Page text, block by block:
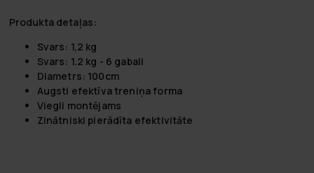
Produkta detaļas:
Svars: 1,2 kg
Svars: 1.2 kg - 6 gabali
Diametrs: 100cm
Augsti efektīva treniņa forma
Viegli montējams
Zinātniski pierādīta efektivitāte